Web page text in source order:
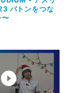
バトンをつな
〜